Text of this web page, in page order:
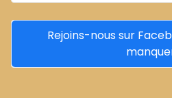
Rejoins-nous sur